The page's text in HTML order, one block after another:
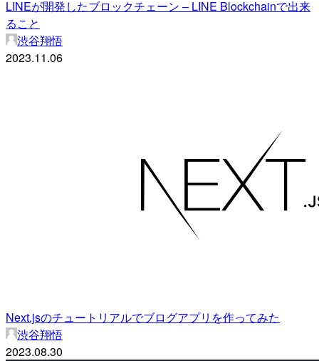
LINEが開発したブロックチェーン – LINE Blockchainで出来
ること
渋谷翔悟
2023.11.06
Next.jsのチュートリアルでブログアプリを作ってみた
渋谷翔悟
2023.08.30